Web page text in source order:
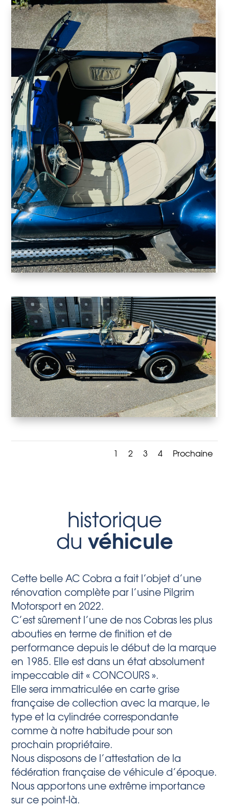
1 2 3 4 Prochaine
historique
du véhicule
Cette belle AC Cobra a fait l’objet d’une
rénovation complète par l’usine Pilgrim
Motorsport en 2022.
C’est sûrement l’une de nos Cobras les plus
abouties en terme de finition et de
performance depuis le début de la marque
en 1985. Elle est dans un état absolument
impeccable dit « CONCOURS ».
Elle sera immatriculée en carte grise
française de collection avec la marque, le
type et la cylindrée correspondante
comme à notre habitude pour son
prochain propriétaire.
Nous disposons de l’attestation de la
fédération française de véhicule d’époque.
Nous apportons une extrême importance
sur ce point-là.